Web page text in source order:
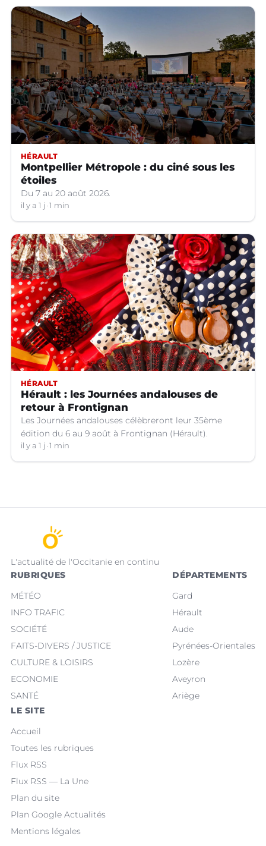
HÉRAULT
Montpellier Métropole : du ciné sous les
étoiles
Du 7 au 20 août 2026.
il y a 1 j 1 min
HÉRAULT
Hérault : les Journées andalouses de
retour à Frontignan
Les Journées andalouses célèbreront leur 35ème
édition du 6 au 9 août à Frontignan (Hérault).
il y a 1 j 1 min
L'actualité de l'Occitanie en continu
RUBRIQUES
MÉTÉO
INFO TRAFIC
SOCIÉTÉ
FAITS-DIVERS / JUSTICE
CULTURE & LOISIRS
ECONOMIE
SANTÉ
DÉPARTEMENTS
Gard
Hérault
Aude
Pyrénées-Orientales
Lozère
Aveyron
Ariège
LE SITE
Accueil
Toutes les rubriques
Flux RSS
Flux RSS — La Une
Plan du site
Plan Google Actualités
Mentions légales